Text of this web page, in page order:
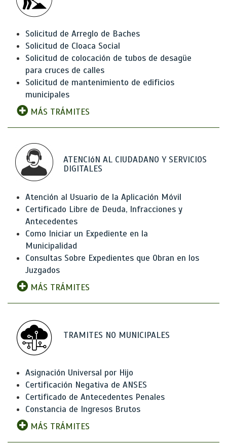
Solicitud de Arreglo de Baches
Solicitud de Cloaca Social
Solicitud de colocación de tubos de desagüe
para cruces de calles
Solicitud de mantenimiento de edificios
municipales
MÁS TRÁMITES
ATENCIóN AL CIUDADANO Y SERVICIOS
DIGITALES
Atención al Usuario de la Aplicación Móvil
Certificado Libre de Deuda, Infracciones y
Antecedentes
Como Iniciar un Expediente en la
Municipalidad
Consultas Sobre Expedientes que Obran en los
Juzgados
MÁS TRÁMITES
TRAMITES NO MUNICIPALES
Asignación Universal por Hijo
Certificación Negativa de ANSES
Certificado de Antecedentes Penales
Constancia de Ingresos Brutos
MÁS TRÁMITES